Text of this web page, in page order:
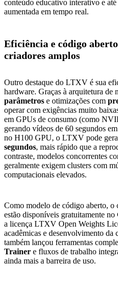
conteúdo educativo interativo e
aumentada em tempo real.
Eficiência e código
criadores amplos
Outro destaque do LTXV é sua
hardware. Graças à arquitetura de
parâmetros e otimizações com
operar com exigências muito
em GPUs de consumo (como
gerando vídeos de 60 segundos
no H100 GPU, o LTXV pode
segundos, mais rápido que a
contraste, modelos concorrentes
geralmente exigem clusters com
computacionais elevados.
Como modelo de código aberto,
estão disponíveis gratuitamente no
a licença LTXV Open Weights
acadêmicas e desenvolvimento
também lançou ferramentas
Trainer e fluxos de trabalho
ainda mais a barreira de uso.